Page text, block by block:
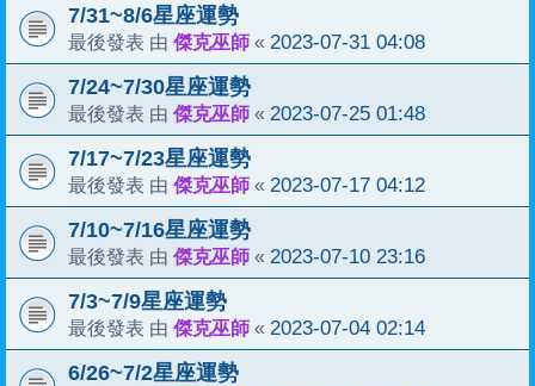
7/31~8/6星座運勢
最後發表 由 傑克巫師 « 2023-07-31 04:08
7/24~7/30星座運勢
最後發表 由 傑克巫師 « 2023-07-25 01:48
7/17~7/23星座運勢
最後發表 由 傑克巫師 « 2023-07-17 04:12
7/10~7/16星座運勢
最後發表 由 傑克巫師 « 2023-07-10 23:16
7/3~7/9星座運勢
最後發表 由 傑克巫師 « 2023-07-04 02:14
6/26~7/2星座運勢